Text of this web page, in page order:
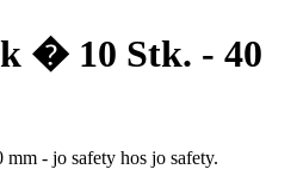
� 10 Stk. - 40
- jo safety hos jo safety.